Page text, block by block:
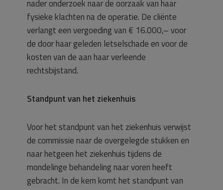
nader onderzoek naar de oorzaak van haar
fysieke klachten na de operatie. De cliënte
verlangt een vergoeding van € 16.000,– voor
de door haar geleden letselschade en voor de
kosten van de aan haar verleende
rechtsbijstand.
Standpunt van het ziekenhuis
Voor het standpunt van het ziekenhuis verwijst
de commissie naar de overgelegde stukken en
naar hetgeen het ziekenhuis tijdens de
mondelinge behandeling naar voren heeft
gebracht. In de kern komt het standpunt van